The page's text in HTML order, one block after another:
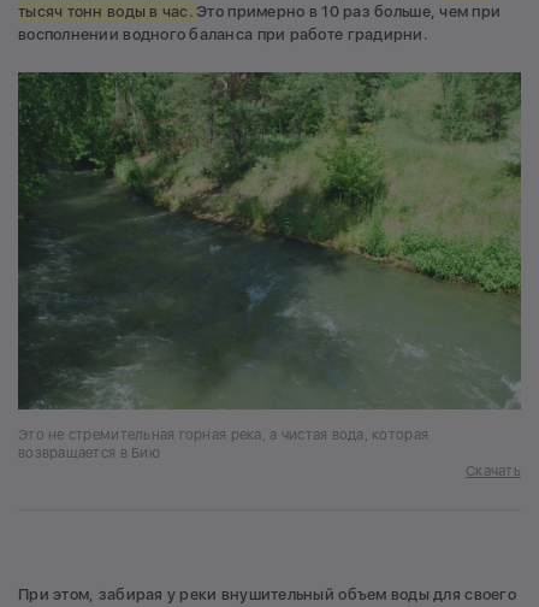
тысяч тонн воды в час. Это примерно в 10 раз больше, чем при
восполнении водного баланса при работе градирни.
Это не стремительная горная река, а чистая вода, которая
возвращается в Бию
Скачать
При этом, забирая у реки внушительный объем воды для своего